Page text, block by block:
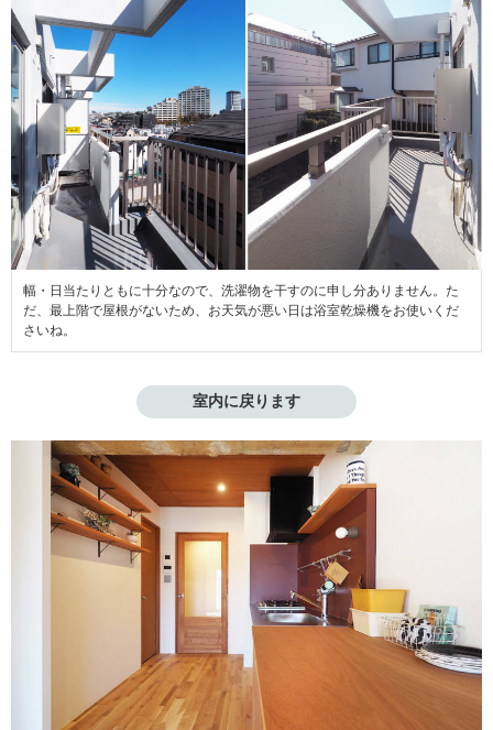
幅・日当たりともに十分なので、洗濯物を干すのに申し分ありません。た
だ、最上階で屋根がないため、お天気が悪い日は浴室乾燥機をお使いくだ
さいね。
室内に戻ります